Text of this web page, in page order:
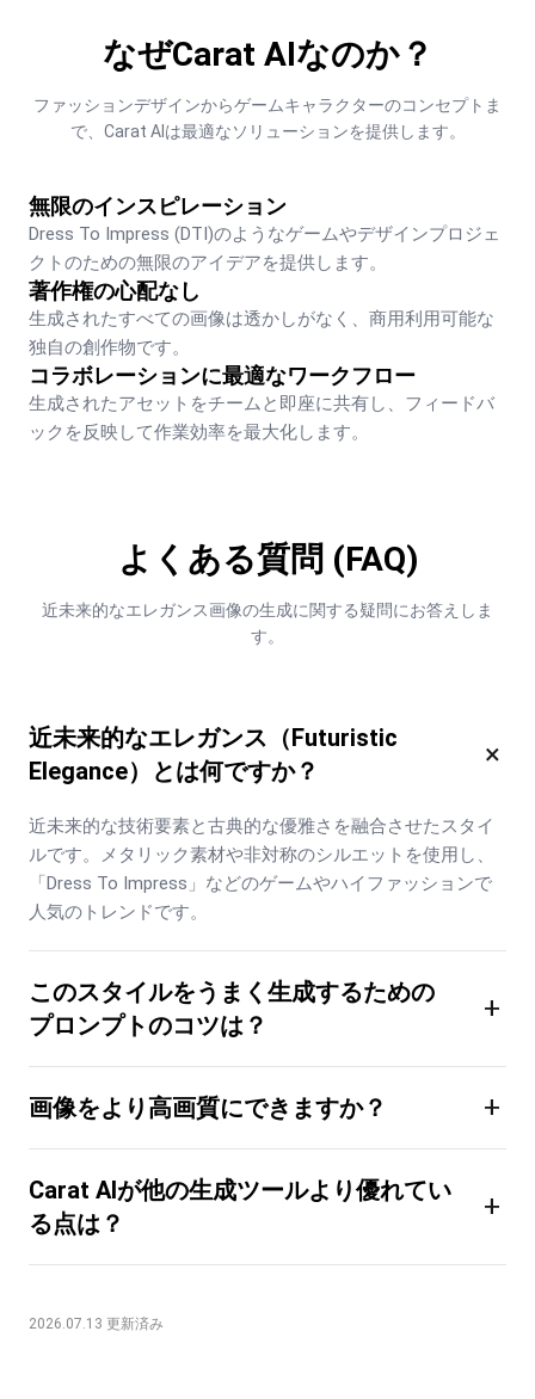
なぜCarat AIなのか？
ファッションデザインからゲームキャラクターのコンセプトま
で、Carat AIは最適なソリューションを提供します。
無限のインスピレーション
Dress To Impress (DTI)のようなゲームやデザインプロジェ
クトのための無限のアイデアを提供します。
著作権の心配なし
生成されたすべての画像は透かしがなく、商用利用可能な
独自の創作物です。
コラボレーションに最適なワークフロー
生成されたアセットをチームと即座に共有し、フィードバ
ックを反映して作業効率を最大化します。
よくある質問 (FAQ)
近未来的なエレガンス画像の生成に関する疑問にお答えしま
す。
近未来的なエレガンス（Futuristic
Elegance）とは何ですか？
×
近未来的な技術要素と古典的な優雅さを融合させたスタイ
ルです。メタリック素材や非対称のシルエットを使用し、
「Dress To Impress」などのゲームやハイファッションで
人気のトレンドです。
このスタイルをうまく生成するための
プロンプトのコツは？
+
画像をより高画質にできますか？ +
Carat AIが他の生成ツールより優れてい
る点は？
+
2026.07.13 更新済み